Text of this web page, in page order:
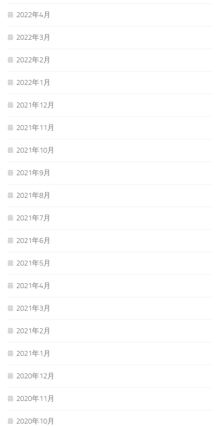
2022年4月
2022年3月
2022年2月
2022年1月
2021年12月
2021年11月
2021年10月
2021年9月
2021年8月
2021年7月
2021年6月
2021年5月
2021年4月
2021年3月
2021年2月
2021年1月
2020年12月
2020年11月
2020年10月